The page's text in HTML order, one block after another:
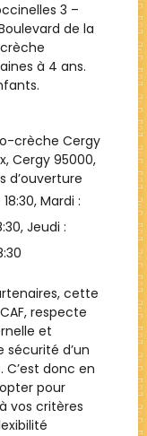
3 –
de la
à 4 ans.
crèche Cergy
Cergy 95000,
d’ouverture
, Mardi :
, Jeudi :
cette
respecte
et
d’un
donc en
pour
vos critères